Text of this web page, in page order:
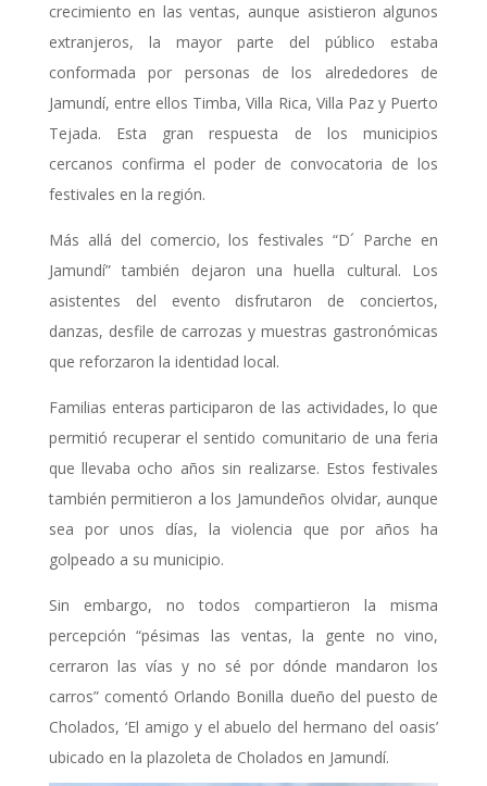
crecimiento en las ventas, aunque asistieron algunos
extranjeros, la mayor parte del público estaba
conformada por personas de los alrededores de
Jamundí, entre ellos Timba, Villa Rica, Villa Paz y Puerto
Tejada. Esta gran respuesta de los municipios
cercanos confirma el poder de convocatoria de los
festivales en la región.
Más allá del comercio, los festivales “D´ Parche en
Jamundí” también dejaron una huella cultural. Los
asistentes del evento disfrutaron de conciertos,
danzas, desfile de carrozas y muestras gastronómicas
que reforzaron la identidad local.
Familias enteras participaron de las actividades, lo que
permitió recuperar el sentido comunitario de una feria
que llevaba ocho años sin realizarse. Estos festivales
también permitieron a los Jamundeños olvidar, aunque
sea por unos días, la violencia que por años ha
golpeado a su municipio.
Sin embargo, no todos compartieron la misma
percepción “pésimas las ventas, la gente no vino,
cerraron las vías y no sé por dónde mandaron los
carros” comentó Orlando Bonilla dueño del puesto de
Cholados, ‘El amigo y el abuelo del hermano del oasis’
ubicado en la plazoleta de Cholados en Jamundí.